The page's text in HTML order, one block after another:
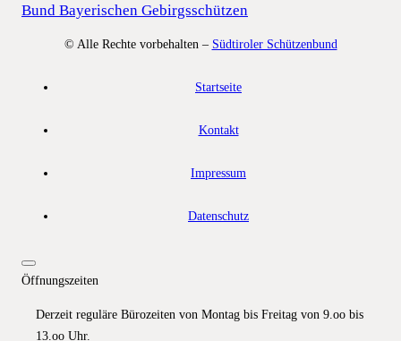
Bund Bayerischen Gebirgsschützen
© Alle Rechte vorbehalten – Südtiroler Schützenbund
Startseite
Kontakt
Impressum
Datenschutz
Öffnungszeiten
Derzeit reguläre Bürozeiten von Montag bis Freitag von 9.oo bis
13.oo Uhr.